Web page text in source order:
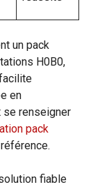
un pack
H0B0,
en
se renseigner
pack
fiable